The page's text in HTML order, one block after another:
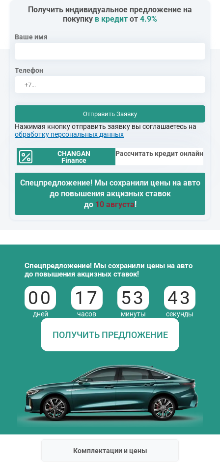
Получить индивидуальное предложение на
покупку в кредит от 4.9%
Ваше имя
Телефон
Отправить Заявку
Нажимая кнопку отправить заявку вы соглашаетесь на
обработку персональных данных
CHANGAN
Finance
Рассчитать кредит онлайн
Спецпредложение! Мы сохранили цены на авто
до повышения акцизных ставок
до 10 августа!
Спецпредложение! Мы сохранили цены на авто
до повышения акцизных ставок!
00
дней
17
часов
53
минуты
43
секунды
ПОЛУЧИТЬ ПРЕДЛОЖЕНИЕ
Комплектации и цены